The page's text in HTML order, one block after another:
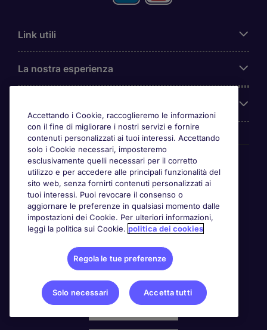
Link utili
La nostra esperienza
Awards
Accettando i Cookie, raccoglieremo le informazioni
con il fine di migliorare i nostri servizi e fornire
contenuti personalizzati ai tuoi interessi. Accettando
solo i Cookie necessari, imposteremo
esclusivamente quelli necessari per il corretto
utilizzo e per accedere alle principali funzionalità del
sito web, senza fornirti contenuti personalizzati ai
tuoi interessi. Puoi revocare il consenso o
aggiornare le preferenze in qualsiasi momento dalle
impostazioni dei Cookie. Per ulteriori informazioni,
leggi la politica sui Cookie. politica dei cookies
Regola le tue preferenze
Solo necessari Accetta tutti